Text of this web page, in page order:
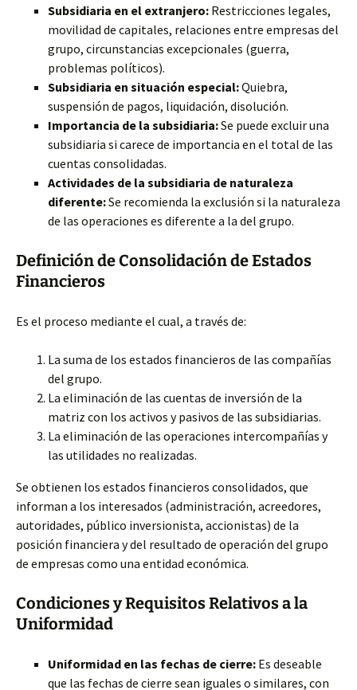
Subsidiaria en el extranjero: Restricciones legales,
movilidad de capitales, relaciones entre empresas del
grupo, circunstancias excepcionales (guerra,
problemas políticos).
Subsidiaria en situación especial:Quiebra,
suspensión de pagos, liquidación, disolución.
Importancia de la subsidiaria:Se puede excluir una
subsidiaria si carece de importancia en el total de las
cuentas consolidadas.
Actividades de la subsidiaria de naturaleza
diferente:Se recomienda la exclusión si la naturaleza
de las operaciones es diferente a la del grupo.
Definición de Consolidación de Estados
Financieros
Es el proceso mediante el cual, a través de:
La suma de los estados financieros de las compañías
del grupo.
La eliminación de las cuentas de inversión de la
matriz con los activos y pasivos de las subsidiarias.
La eliminación de las operaciones intercompañías y
las utilidades no realizadas.
Se obtienen los estados financieros consolidados, que
informan a los interesados (administración, acreedores,
autoridades, público inversionista, accionistas) de la
posición financiera y del resultado de operación del grupo
de empresas como una entidad económica.
Condiciones y Requisitos Relativos a la
Uniformidad
Uniformidad en las fechas de cierre: Es deseable
que las fechas de cierre sean iguales o similares, con